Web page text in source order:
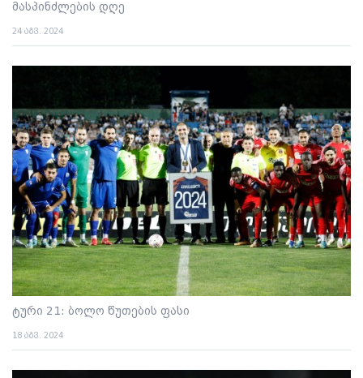
მასპინძლების დღე
24 აგვ. 2024
ტური 21: ბოლო წუთების ფასი
18 აგვ. 2024